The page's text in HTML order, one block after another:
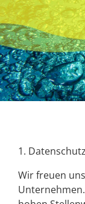
1.
Wir freuen